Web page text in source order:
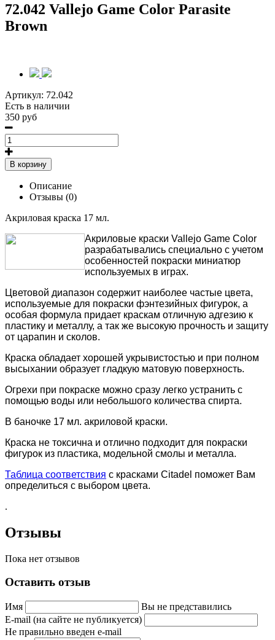
72.042 Vallejo Game Color Parasite
Brown
Артикул: 72.042
Есть в наличии
350 руб
В корзину
Описание
Отзывы (0)
Акриловая краска 17 мл.
Акриловые краски Vallejo Game Color
разрабатывались специально с учетом
особенностей покраски миниатюр
используемых в играх.
Цветовой диапазон содержит наиболее частые цвета,
используемые для покраски фэнтезийных фигурок, а
особая формула придает краскам отличную адгезию к
пластику и металлу, а так же высокую прочность и защиту
от царапин и сколов.
Краска обладает хорошей укрывистостью и при полном
высыхании образует гладкую матовую поверхность.
Огрехи при покраске можно сразу легко устранить с
помощью воды или небольшого количества спирта.
В баночке 17 мл. акриловой краски.
Краска не токсична и отлично подходит для покраски
фигурок из пластика, модельной смолы и металла.
Таблица соответствия с красками Citadel поможет Вам
определиться с выбором цвета.
.
Отзывы
Пока нет отзывов
Оставить отзыв
Имя
Вы не представились
E-mail (на сайте не публикуется)
Не правильно введен e-mail